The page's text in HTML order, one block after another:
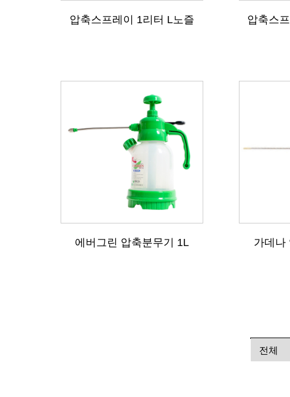
압축스프레이 1리터 L노즐 압축스
에버그린 압축분무기 1L
가데나